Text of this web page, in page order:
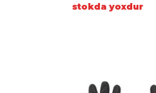
stokda yoxdur